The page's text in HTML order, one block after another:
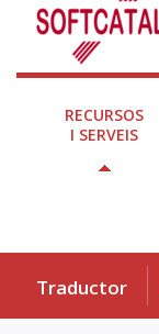
RECURSOS
I SERVEIS
Traductor